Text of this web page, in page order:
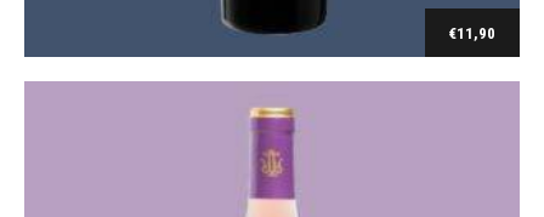
Ajouter au panier
€11,90
€8,50